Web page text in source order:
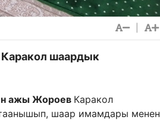
шаардык
ажы Жороев Каракол
шаар имамдары менен